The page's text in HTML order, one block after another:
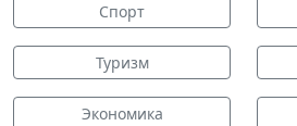
Спорт
Туризм
Экономика